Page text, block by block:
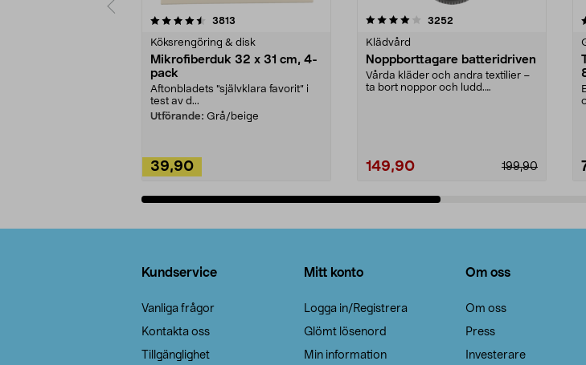
3813
Köksrengöring & disk
Mikrofiberduk 32 x 31 cm, 4-
pack
Aftonbladets "självklara favorit” i
test av d...
Utförande: Grå/beige
39,90
4.0av 5 stjärnor 3252
Klädvård
Noppborttagare batteridriven
Vårda kläder och andra textilier –
ta bort noppor och ludd.
199,90
149,90
4.5av 5 stjärnor
Kundservice
Vanliga frågor
Kontakta oss
Tillgänglighet
Mitt konto
Logga in/Registrera
Glömt lösenord
Min information
Om oss
Om oss
Press
Investerare